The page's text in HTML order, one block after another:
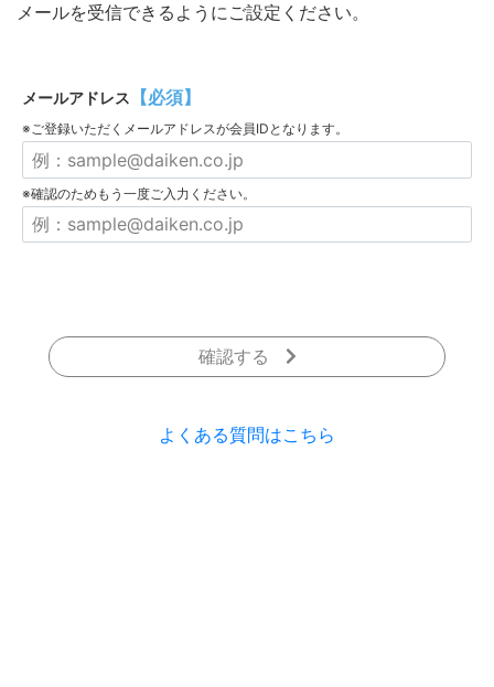
メールを受信できるようにご設定ください。
メールアドレス 【必須】
※ご登録いただくメールアドレスが会員IDとなります。
※確認のためもう一度ご入力ください。
確認する
よくある質問はこちら